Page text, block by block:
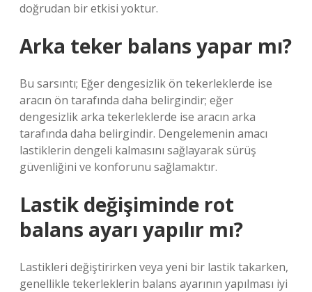
doğrudan bir etkisi yoktur.
Arka teker balans yapar mı?
Bu sarsıntı; Eğer dengesizlik ön tekerleklerde ise
aracın ön tarafında daha belirgindir; eğer
dengesizlik arka tekerleklerde ise aracın arka
tarafında daha belirgindir. Dengelemenin amacı
lastiklerin dengeli kalmasını sağlayarak sürüş
güvenliğini ve konforunu sağlamaktır.
Lastik değişiminde rot
balans ayarı yapılır mı?
Lastikleri değiştirirken veya yeni bir lastik takarken,
genellikle tekerleklerin balans ayarının yapılması iyi